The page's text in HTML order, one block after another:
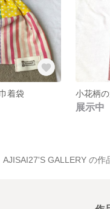
着袋 小花柄
展示中
AJISAI27'S GALLERY の作